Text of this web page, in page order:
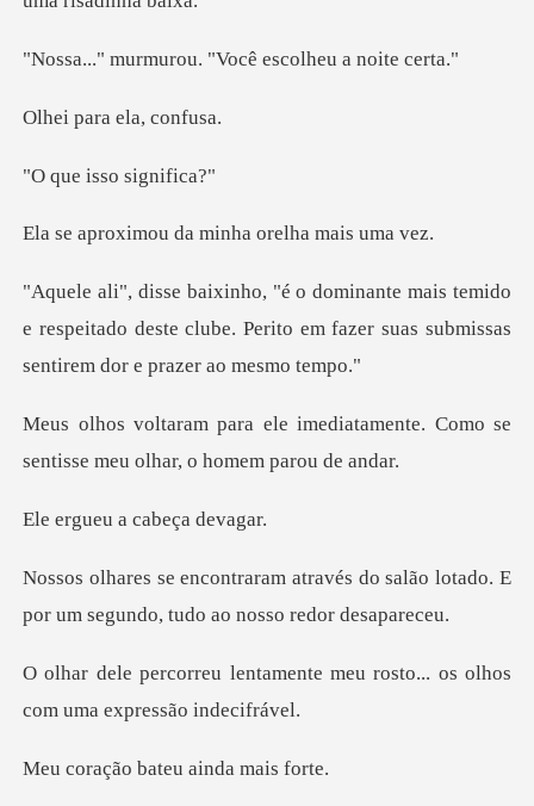
ou. "Você escolhe
ra ela,
isso si
u da minha orel
temido
e respeitado deste clube. Perito em fazer s
ediatamente. Como se
sentisse m
u a cabeç
és do salão lotado. E
por um segund
ente meu rosto... os olhos
co
bateu aind